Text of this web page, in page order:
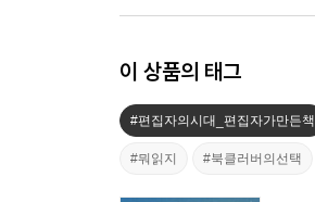
이 상품의 태그
#편집자의시대_편집자가만든책
#뭐읽지 #북클러버의선택